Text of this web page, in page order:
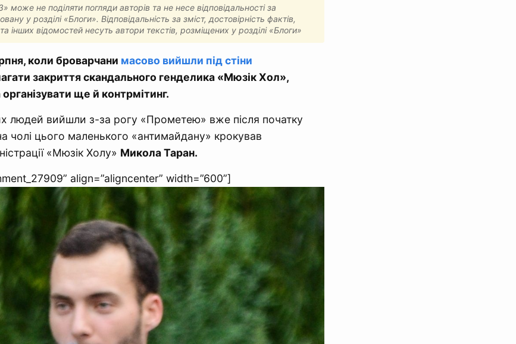
не поділяти погляди авторів та не несе відповідальності за
у розділі «Блоги». Відповідальність за зміст, достовірність фактів,
інших відомостей несуть автори текстів, розміщених у розділі «Блоги»
коли броварчани масово вийшли під стіни
закриття скандального генделика «Мюзік Хол»,
ще й контрмітинг.
людей вийшли з-за рогу «Прометею» вже після початку
чолі цього маленького «антимайдану» крокував
«Мюзік Холу» Микола Таран.
align=”aligncenter” width=”600”]